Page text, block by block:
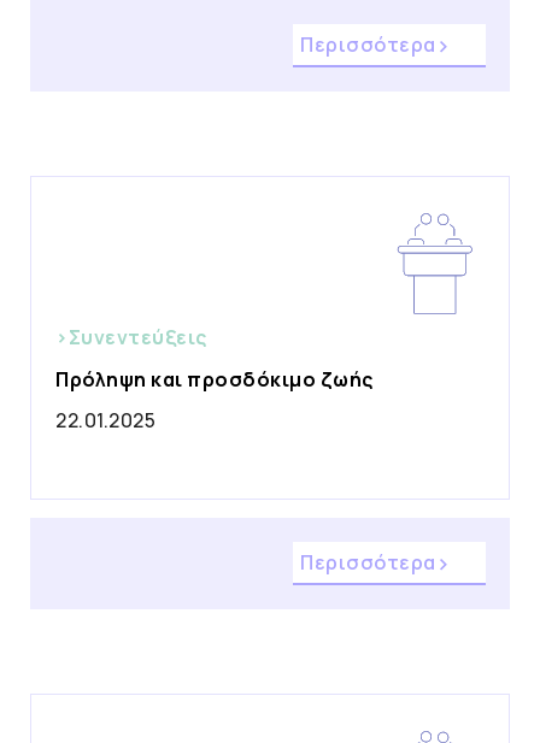
Περισσότερα
>Συνεντεύξεις
Πρόληψη και προσδόκιμο ζωής
22.01.2025
Περισσότερα